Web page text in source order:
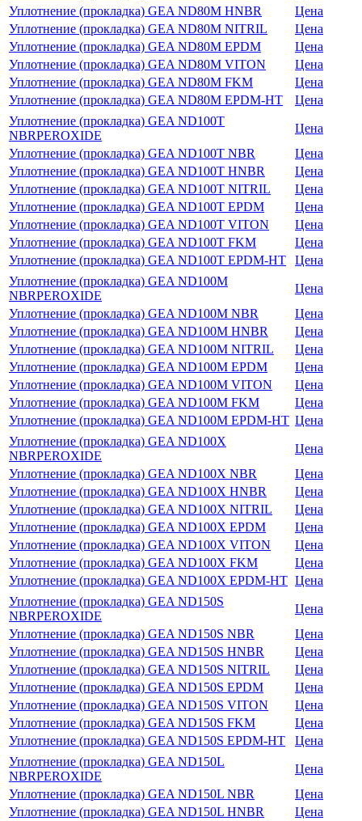
Уплотнение (прокладка) GEA ND80M HNBR
Цена
Уплотнение (прокладка) GEA ND80M NITRIL
Цена
Уплотнение (прокладка) GEA ND80M EPDM
Цена
Уплотнение (прокладка) GEA ND80M VITON
Цена
Уплотнение (прокладка) GEA ND80M FKM
Цена
Уплотнение (прокладка) GEA ND80M EPDM-HT
Цена
Уплотнение (прокладка) GEA ND100T
NBRPEROXIDE
Цена
Уплотнение (прокладка) GEA ND100T NBR
Цена
Уплотнение (прокладка) GEA ND100T HNBR
Цена
Уплотнение (прокладка) GEA ND100T NITRIL
Цена
Уплотнение (прокладка) GEA ND100T EPDM
Цена
Уплотнение (прокладка) GEA ND100T VITON
Цена
Уплотнение (прокладка) GEA ND100T FKM
Цена
Уплотнение (прокладка) GEA ND100T EPDM-HT
Цена
Уплотнение (прокладка) GEA ND100M
NBRPEROXIDE
Цена
Уплотнение (прокладка) GEA ND100M NBR
Цена
Уплотнение (прокладка) GEA ND100M HNBR
Цена
Уплотнение (прокладка) GEA ND100M NITRIL
Цена
Уплотнение (прокладка) GEA ND100M EPDM
Цена
Уплотнение (прокладка) GEA ND100M VITON
Цена
Уплотнение (прокладка) GEA ND100M FKM
Цена
Уплотнение (прокладка) GEA ND100M EPDM-HT Цена
Уплотнение (прокладка) GEA ND100X
NBRPEROXIDE
Цена
Уплотнение (прокладка) GEA ND100X NBR
Цена
Уплотнение (прокладка) GEA ND100X HNBR
Цена
Уплотнение (прокладка) GEA ND100X NITRIL
Цена
Уплотнение (прокладка) GEA ND100X EPDM
Цена
Уплотнение (прокладка) GEA ND100X VITON
Цена
Уплотнение (прокладка) GEA ND100X FKM
Цена
Уплотнение (прокладка) GEA ND100X EPDM-HT Цена
Уплотнение (прокладка) GEA ND150S
NBRPEROXIDE
Цена
Уплотнение (прокладка) GEA ND150S NBR
Цена
Уплотнение (прокладка) GEA ND150S HNBR
Цена
Уплотнение (прокладка) GEA ND150S NITRIL
Цена
Уплотнение (прокладка) GEA ND150S EPDM
Цена
Уплотнение (прокладка) GEA ND150S VITON
Цена
Уплотнение (прокладка) GEA ND150S FKM
Цена
Уплотнение (прокладка) GEA ND150S EPDM-HT
Цена
Уплотнение (прокладка) GEA ND150L
NBRPEROXIDE
Цена
Уплотнение (прокладка) GEA ND150L NBR
Цена
Уплотнение (прокладка) GEA ND150L HNBR
Цена